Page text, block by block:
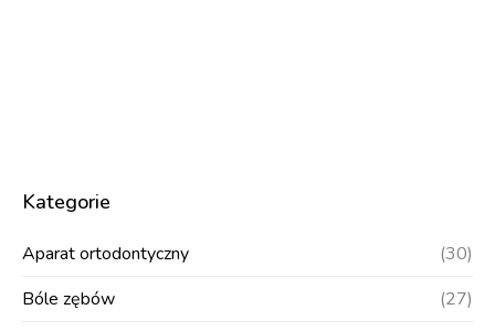
Kategorie
Aparat ortodontyczny
(30)
Bóle zębów
(27)